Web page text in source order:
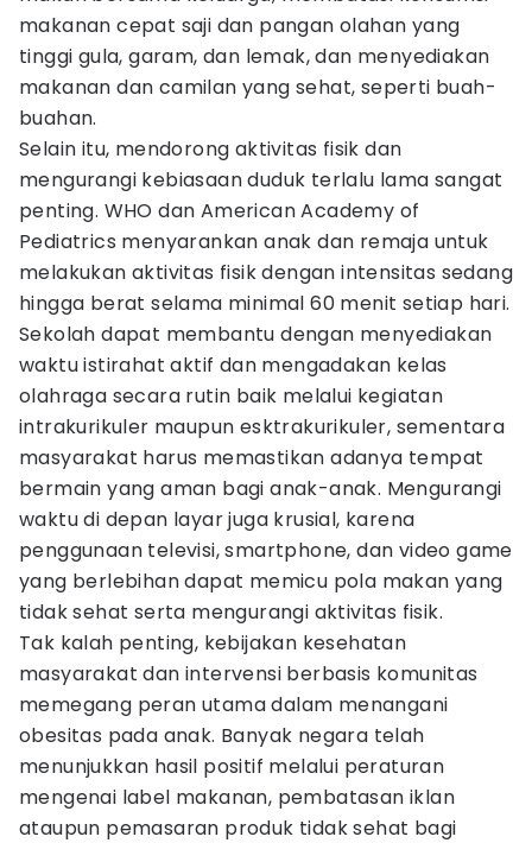
makanan cepat saji dan pangan olahan yang
tinggi gula, garam, dan lemak, dan menyediakan
makanan dan camilan yang sehat, seperti buah-
buahan.
Selain itu, mendorong aktivitas fisik dan
mengurangi kebiasaan duduk terlalu lama sangat
penting. WHO dan American Academy of
Pediatrics menyarankan anak dan remaja untuk
melakukan aktivitas fisik dengan intensitas sedang
hingga berat selama minimal 60 menit setiap hari.
Sekolah dapat membantu dengan menyediakan
waktu istirahat aktif dan mengadakan kelas
olahraga secara rutin baik melalui kegiatan
intrakurikuler maupun esktrakurikuler, sementara
masyarakat harus memastikan adanya tempat
bermain yang aman bagi anak-anak. Mengurangi
waktu di depan layar juga krusial, karena
penggunaan televisi, smartphone, dan video game
yang berlebihan dapat memicu pola makan yang
tidak sehat serta mengurangi aktivitas fisik.
Tak kalah penting, kebijakan kesehatan
masyarakat dan intervensi berbasis komunitas
memegang peran utama dalam menangani
obesitas pada anak. Banyak negara telah
menunjukkan hasil positif melalui peraturan
mengenai label makanan, pembatasan iklan
ataupun pemasaran produk tidak sehat bagi